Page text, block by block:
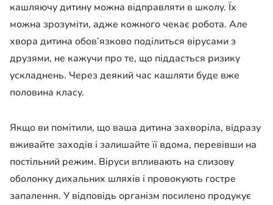
кашляючу дитину можна відправляти в школу. Їх
можна зрозуміти, адже кожного чекає робота. Але
хвора дитина обов’язково поділиться вірусами з
друзями, не кажучи про те, що піддасться ризику
ускладнень. Через деякий час кашляти буде вже
половина класу.
Якщо ви помітили, що ваша дитина захворіла, відразу
вживайте заходів і залишайте її вдома, перевівши на
постільний режим. Віруси впливають на слизову
оболонку дихальних шляхів і провокують гостре
запалення. У відповідь організм посилено продукує